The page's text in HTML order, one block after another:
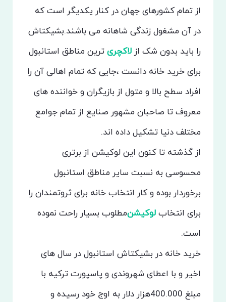
از تمام کشورهای جهان در کنار یکدیگر است که
در آن مشغول زندگی شاهانه می باشند.بشیکتاش
را باید بدون شک ازلاکچری ترین مناطق استانبول
برای خرید خانه دانست ،جایی که تمام اهالی آن را
افراد سطح بالا و متول از بازیگران و خواننده های
معروف تا صاحبان مشهور صنایع از تمام جوامع
مختلف دنیا تشکیل داده اند.
از گذشته تا کنون این لوکیشن از برتری
محسوسی به نسبت سایر مناطق استانبول
برخوردار بوده و کار انتخاب خانه برای ثروتمندان را
برای انتخابلوکیشن‌مطلوب بسیار راحت نموده
است.
خرید خانه در بشیکتاش استانبول در سال های
اخیر و با اعطای شهروندی و پاسپورت ترکیه با
مبلغ 400.000هزار دلار به اوج خود رسیده و